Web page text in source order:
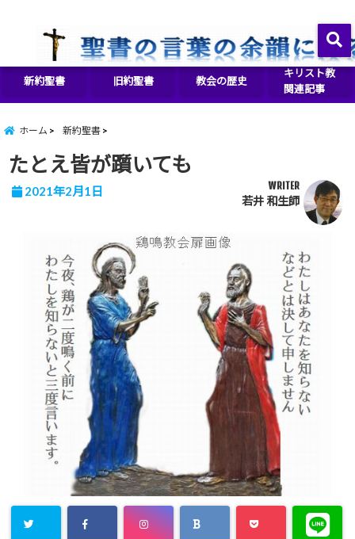
新約聖書 旧約聖書 教会の歴史
キリスト教
関連記事
ホーム 新約聖書
たとえ皆が躓いても
2021年2月1日 WRITER
若井 和生師